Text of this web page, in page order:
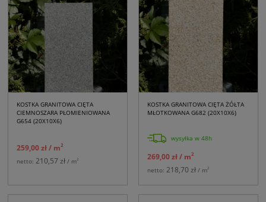
KOSTKA GRANITOWA CIĘTA
CIEMNOSZARA PŁOMIENIOWANA
G654 (20X10X6)
259,00 zł/ m2
netto: 210,57 zł / m2
KOSTKA GRANITOWA CIĘTA ŻÓŁTA
MŁOTKOWANA G682 (20X10X6)
wysyłka w 48h
269,00 zł/ m2
netto: 218,70 zł / m2